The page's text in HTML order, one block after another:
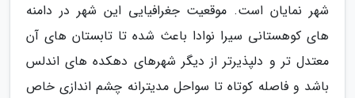
شهر نمایان است. موقعیت جغرافیایی این شهر در دامنه
های کوهستانی سیرا نوادا باعث شده تا تابستان های آن
معتدل تر و دلپذیرتر از دیگر شهرهای دهکده های اندلس
باشد و فاصله کوتاه تا سواحل مدیترانه چشم اندازی خاص